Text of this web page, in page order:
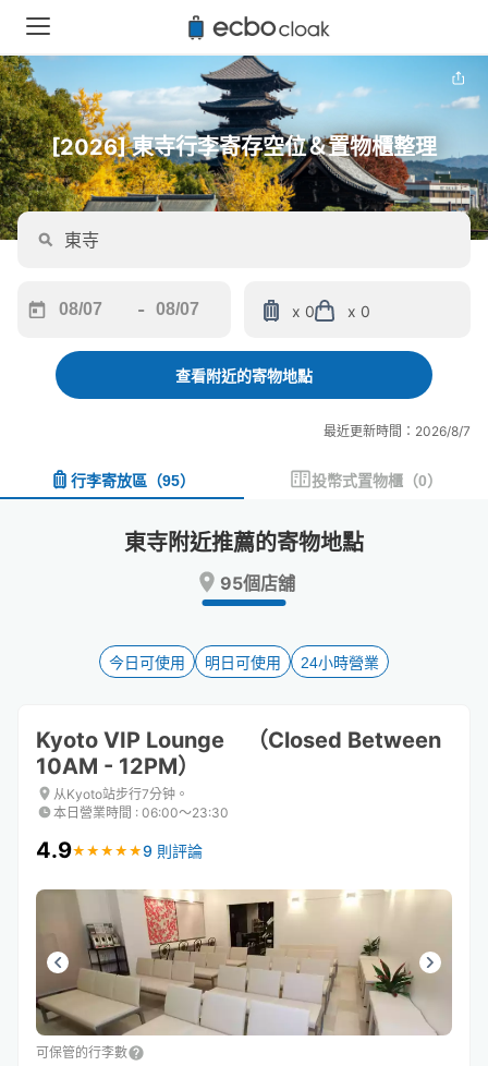
[2026] 東寺行李寄存空位＆置物櫃整理
forward
interact
and
keyboard
shortcuts
for
changing
-
backward
interact
and
a
date.
key
to
keyboard
shortcuts
for
changing
x 0 x 0
查看附近的寄物地點
最近更新時間：2026/8/7
行李寄放區 （95） 投幣式置物櫃 （0）
東寺附近推薦的寄物地點
95個店舖
今日可使用 明日可使用 24小時營業
Kyoto VIP Lounge （Closed Between
10AM - 12PM）
从Kyoto站步行7分钟。
本日營業時間 : 06:00〜23:30
4.9★ ★ ★ ★ ★
★ ★ ★ ★ ★9 則評論
可保管的行李數